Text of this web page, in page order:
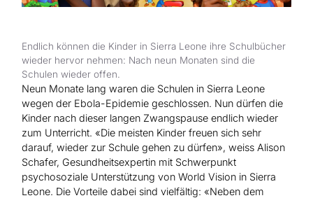
Endlich können die Kinder in Sierra Leone ihre Schulbücher
wieder hervor nehmen: Nach neun Monaten sind die
Schulen wieder offen.
Neun Monate lang waren die Schulen in Sierra Leone
wegen der Ebola-Epidemie geschlossen. Nun dürfen die
Kinder nach dieser langen Zwangspause endlich wieder
zum Unterricht. «Die meisten Kinder freuen sich sehr
darauf, wieder zur Schule gehen zu dürfen», weiss Alison
Schafer, Gesundheitsexpertin mit Schwerpunkt
psychosoziale Unterstützung von World Vision in Sierra
Leone. Die Vorteile dabei sind vielfältig: «Neben dem